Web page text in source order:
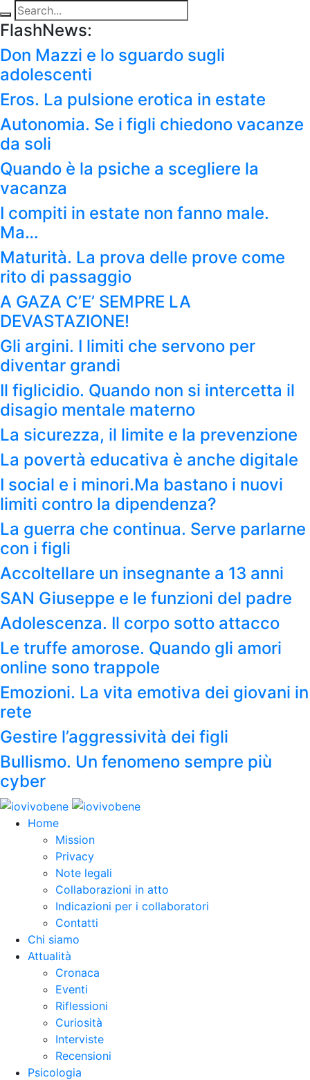
FlashNews:
Don Mazzi e lo sguardo sugli
adolescenti
Eros. La pulsione erotica in estate
Autonomia. Se i figli chiedono vacanze
da soli
Quando è la psiche a scegliere la
vacanza
I compiti in estate non fanno male.
Ma…
Maturità. La prova delle prove come
rito di passaggio
A GAZA C’E’ SEMPRE LA
DEVASTAZIONE!
Gli argini. I limiti che servono per
diventar grandi
Il figlicidio. Quando non si intercetta il
disagio mentale materno
La sicurezza, il limite e la prevenzione
La povertà educativa è anche digitale
I social e i minori.Ma bastano i nuovi
limiti contro la dipendenza?
La guerra che continua. Serve parlarne
con i figli
Accoltellare un insegnante a 13 anni
SAN Giuseppe e le funzioni del padre
Adolescenza. Il corpo sotto attacco
Le truffe amorose. Quando gli amori
online sono trappole
Emozioni. La vita emotiva dei giovani in
rete
Gestire l’aggressività dei figli
Bullismo. Un fenomeno sempre più
cyber
Home
Mission
Privacy
Note legali
Collaborazioni in atto
Indicazioni per i collaboratori
Contatti
Chi siamo
Attualità
Cronaca
Eventi
Riflessioni
Curiosità
Interviste
Recensioni
Psicologia